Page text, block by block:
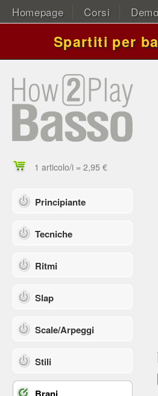
Homepage Corsi Demo
Spartiti per
1 articolo/i = 2,95 €
Principiante
Tecniche
Ritmi
Slap
Scale/Arpeggi
Stili